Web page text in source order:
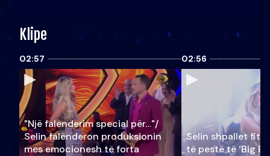
Klipe
02:57
"Një falenderim special për…"/
Selin falënderon produksionin
mes emocionesh të forta
02:56
Selin shpallet
të pestë të ‘Big